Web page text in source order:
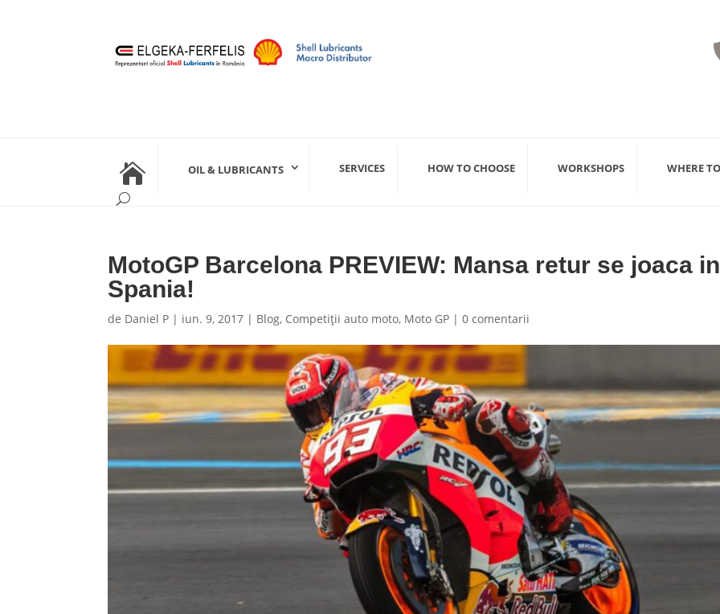
 OIL & LUBRICANTS SERVICES HOW TO CHOOSE WORKSHOPS WHERE
MotoGP Barcelona PREVIEW: Mansa retur se joaca in
Spania!
de Daniel P | iun. 9, 2017 | Blog, Competiţii auto moto, Moto GP |0 comentarii